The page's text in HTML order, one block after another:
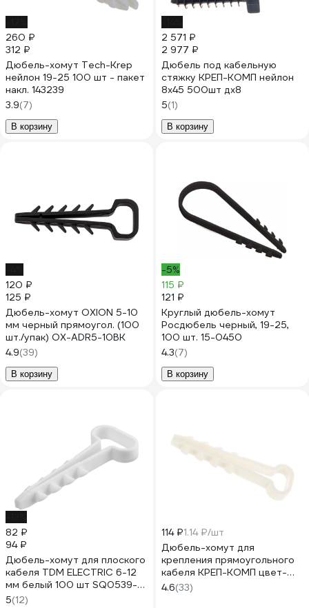
260 ₽
312 ₽
Дюбель-хомут Tech-Krep
нейлон 19-25 100 шт - пакет
накл. 143239
3.9(7)
В корзину
2 571 ₽
2 977 ₽
Дюбель под кабельную
стяжку КРЕП-КОМП нейлон
8х45 500шт дх8
5(1)
В корзину
120 ₽
125 ₽
Дюбель-хомут OXION 5-10
мм черный прямоугол. (100
шт./упак) OX-ADR5-10BK
4.9(39)
В корзину
-5%
115 ₽
121 ₽
Круглый дюбель-хомут
Росдюбель черный, 19-25,
100 шт. 15-0450
4.3(7)
В корзину
82 ₽
94 ₽
Дюбель-хомут для плоского
кабеля TDM ELECTRIC 6-12
мм белый 100 шт SQ0539-
0033
5(12)
114 ₽1.14 ₽/шт
Дюбель-хомут для
крепления прямоугольного
кабеля КРЕП-КОМП цвет-
белый 10х5 100шт дх105
4.6(33)